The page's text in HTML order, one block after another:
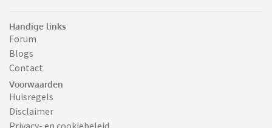
Handige links
Forum
Blogs
Contact
Voorwaarden
Huisregels
Disclaimer